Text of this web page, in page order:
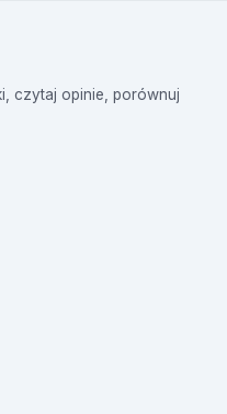
czytaj opinie, porównuj